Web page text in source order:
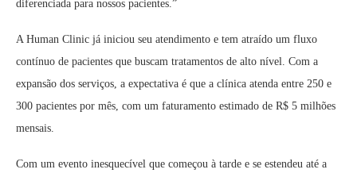
diferenciada para nossos pacientes.”
A Human Clinic já iniciou seu atendimento e tem atraído um fluxo
contínuo de pacientes que buscam tratamentos de alto nível. Com a
expansão dos serviços, a expectativa é que a clínica atenda entre 250 e
300 pacientes por mês, com um faturamento estimado de R$ 5 milhões
mensais.
Com um evento inesquecível que começou à tarde e se estendeu até a